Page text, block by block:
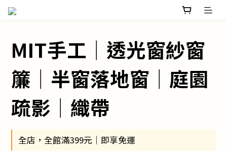
MIT手工│透光窗紗窗
簾│半窗落地窗│庭園
疏影│織帶
全店，全館滿399元｜即享免運